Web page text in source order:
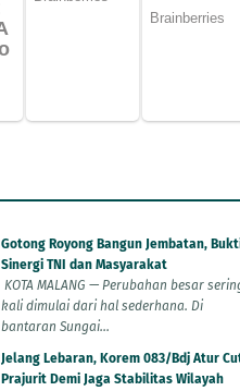
Gotong Royong Bangun Jembatan,
Sinergi TNI dan Masyarakat
KOTA MALANG — Perubahan besar
kali dimulai dari hal sederhana. Di
bantaran Sungai...
Jelang Lebaran, Korem 083/Bdj Atur
Prajurit Demi Jaga Stabilitas Wilayah